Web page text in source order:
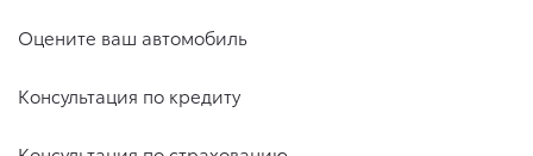
Оцените ваш автомобиль
Консультация по кредиту